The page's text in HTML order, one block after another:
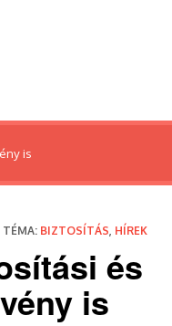
is
TÉMA: BIZTOSÍTÁS HÍREK
és
is